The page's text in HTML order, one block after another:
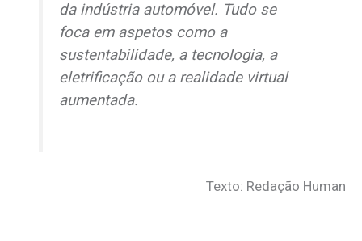
da indústria automóvel. Tudo se
foca em aspetos como a
sustentabilidade, a tecnologia, a
eletrificação ou a realidade virtual
aumentada.
Texto: Redação Human